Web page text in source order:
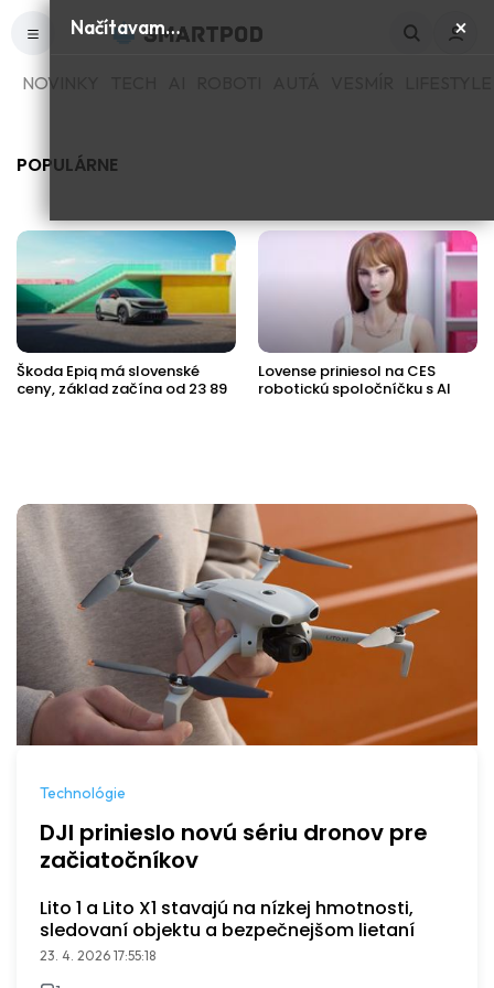
Načítavam… ×
NOVINKY
POPULÁRNE
Škoda Epiq má slovenské
ceny, základ začína od 23 89
Lovense priniesol na CES
robotickú spoločníčku s AI
Technológie
DJI prinieslo novú sériu dronov pre
začiatočníkov
Lito 1 a Lito X1 stavajú na nízkej hmotnosti,
sledovaní objektu a bezpečnejšom lietaní
23. 4. 2026 17:55:18